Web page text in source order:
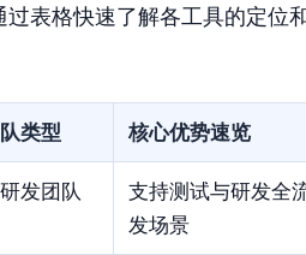
表格快速了解各工具的定位
类型 核心优势速览
发团队
支持测试与研发全
发场景